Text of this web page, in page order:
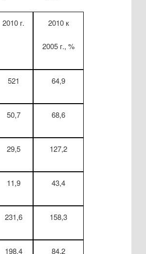
2010 г. 2010 к
2005 г., %
521 64,9
50,7 68,6
29,5 127,2
11,9 43,4
231,6 158,3
198,4 84,2